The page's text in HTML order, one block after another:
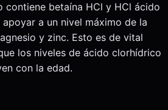
contiene betaína HCl y HCl ácido
a un nivel máximo de la
y zinc. Esto es de vital
los niveles de ácido clorhídrico
con la edad.